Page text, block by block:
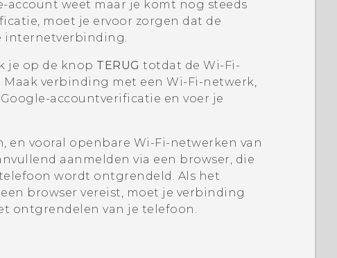
-account weet maar je komt nog steeds
moet je ervoor zorgen dat de
internetverbinding.
je op de knop TERUG totdat deWi‍-Fi -
verbinding met eenWi‍-Fi -netwerk,
Google-accountverificatie en voer je
en vooral openbare Wi‍-Fi-netwerken van
aanmelden via een browser, die
wordt ontgrendeld. Als het
browser vereist, moet je verbinding
ontgrendelen van je telefoon.